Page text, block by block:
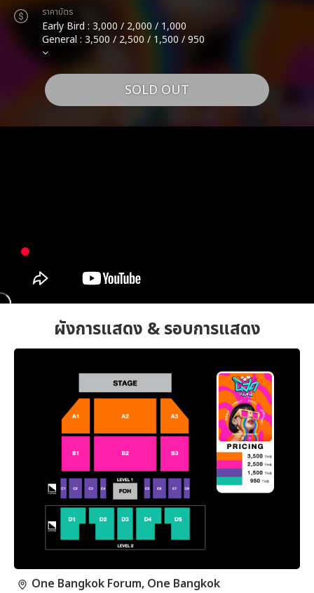
ราคาบัตร
Early Bird : 3,000 / 2,000 / 1,000
General : 3,500 / 2,500 / 1,500 / 950
SOLD OUT
ผังการแสดง & รอบการแสดง
One Bangkok Forum, One Bangkok